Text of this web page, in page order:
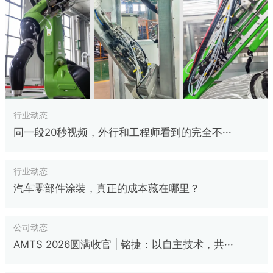
行业动态
同一段20秒视频，外行和工程师看到的完全不···
行业动态
汽车零部件涂装，真正的成本藏在哪里？
公司动态
AMTS 2026圆满收官 | 铭捷：以自主技术，共···